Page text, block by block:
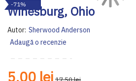
Winesburg, Ohio
Autor: Sherwood Anderson
Adaugă o recenzie
5,00 lei
to
the
end
of
the
images
-71%